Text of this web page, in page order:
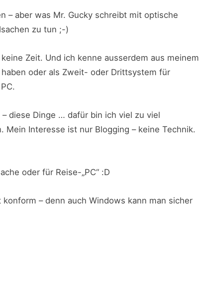
– aber was Mr. Gucky schreibt mit optische
zu tun ;-)
Zeit. Und ich kenne ausserdem aus meinem
oder als Zweit- oder Drittsystem für
diese Dinge … dafür bin ich viel zu viel
Interesse ist nur Blogging – keine Technik.
oder für Reise-„PC“ :D
– denn auch Windows kann man sicher